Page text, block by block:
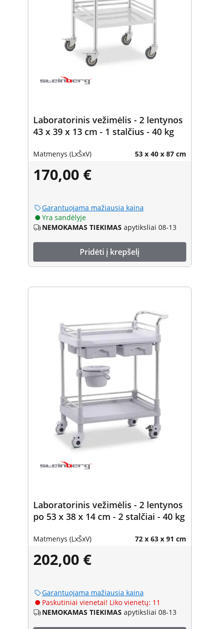
Laboratorinis vežimėlis - 2 lentynos
43 x 39 x 13 cm - 1 stalčius - 40 kg
Matmenys (LxŠxV) 53 x 40 x 87 cm
170,00 €
Garantuojama mažiausia kaina
Yra sandėlyje
NEMOKAMAS TIEKIMAS apytiksliai 08-13
Pridėti į krepšelį
Laboratorinis vežimėlis - 2 lentynos
po 53 x 38 x 14 cm - 2 stalčiai - 40 kg
Matmenys (LxŠxV) 72 x 63 x 91 cm
202,00 €
Garantuojama mažiausia kaina
Paskutiniai vienetai! Liko vienetų: 11
NEMOKAMAS TIEKIMAS apytiksliai 08-13